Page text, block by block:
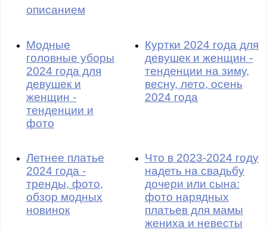
описанием
Модные
головные уборы
2024 года для
девушек и
женщин -
тенденции и
фото
Куртки 2024 года для
девушек и женщин -
тенденции на зиму,
весну, лето, осень
2024 года
Летнее платье
2024 года -
тренды, фото,
обзор модных
новинок
Что в 2023-2024 году
надеть на свадьбу
дочери или сына:
фото нарядных
платьев для мамы
жениха и невесты